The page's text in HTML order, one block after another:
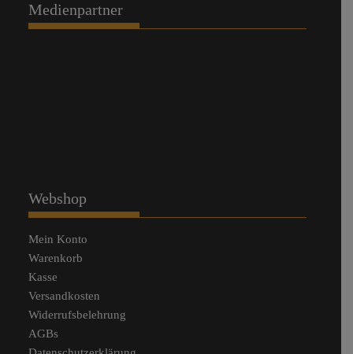
Medienpartner
Webshop
Mein Konto
Warenkorb
Kasse
Versandkosten
Widerrufsbelehrung
AGBs